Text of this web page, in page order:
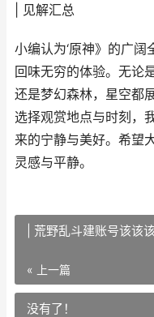
| 见解汇总
小编认为‘原神》的广
回味无穷的体验。无论
还是梦幻森林，星空都
选择观赏地点与时刻，
来的宁静与美好。希望
灵感与平静。
| 荒野乱斗建账号该该
« 上一篇
没有了！